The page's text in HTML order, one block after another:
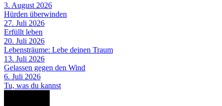
3. August 2026
Hürden überwinden
27. Juli 2026
Erfüllt leben
20. Juli 2026
Lebensträume: Lebe deinen Traum
13. Juli 2026
Gelassen gegen den Wind
6. Juli 2026
Tu, was du kannst